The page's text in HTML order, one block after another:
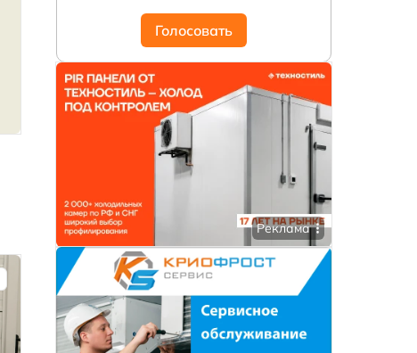
Голосовать
Реклама